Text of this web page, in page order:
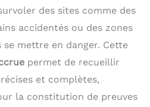
des sites comme des
accidentés ou des zones
se mettre en danger. Cette
permet de recueillir
et complètes,
la constitution de preuves